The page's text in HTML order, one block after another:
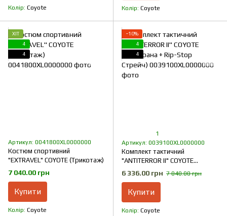
Колір Coyote Колір Coyote
ХІТ
4
4
Артикул: 0041800XL0000000
Костюм спортивний
"EXTRAVEL" COYOTE (Трикотаж)
7 040.00 грн
Купити
Колір Coyote
−10%
4
4
1
Артикул: 0039100XL0000000
Комплект тактичний
"ANTITERROR II" COYOTE
(Мембрана + Rip-Stop Стрейч)
6 336.00 грн 7 040.00 грн
Купити
Колір Coyote